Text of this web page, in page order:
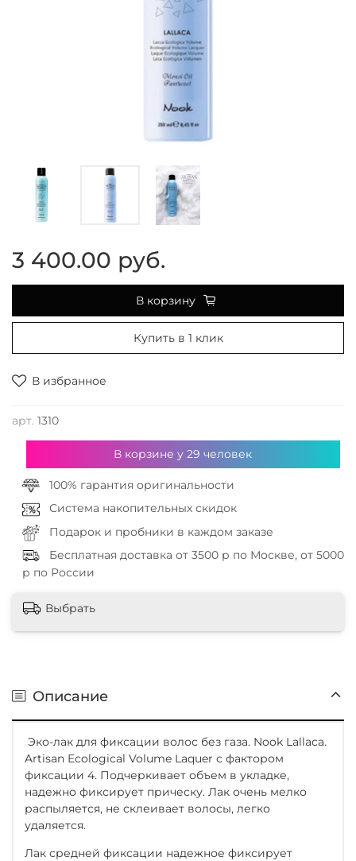
В избранное
арт. 1310
3 400.00 руб.
В корзину
Купить в 1 клик
В корзине у29 человек
100% гарантия оригинальности
Система накопительных скидок
Подарок и пробники в каждом заказе
Бесплатная доставка от 3500 р по Москве, от 5000
р по России
Выбрать
Описание
Эко-лак для фиксации волос без газа. Nook Lallaca.
Artisan Ecological Volume Laquer с фактором
фиксации 4. Подчеркивает объем в укладке,
надежно фиксирует прическу. Лак очень мелко
распыляется, не склеивает волосы, легко
удаляется.
Лак средней фиксации надежное фиксирует